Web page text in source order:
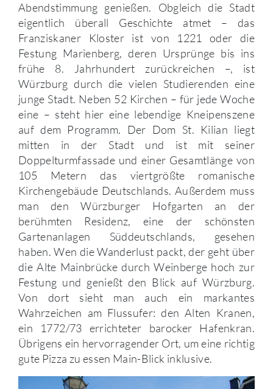
Abendstimmung genießen. Obgleich die Stadt
eigentlich überall Geschichte atmet – das
Franziskaner Kloster ist von 1221 oder die
Festung Marienberg, deren Ursprünge bis ins
frühe 8. Jahrhundert zurückreichen –, ist
Würzburg durch die vielen Studierenden eine
junge Stadt. Neben 52 Kirchen – für jede Woche
eine – steht hier eine lebendige Kneipenszene
auf dem Programm. Der Dom St. Kilian liegt
mitten in der Stadt und ist mit seiner
Doppelturmfassade und einer Gesamtlänge von
105 Metern das viertgrößte romanische
Kirchengebäude Deutschlands. Außerdem muss
man den Würzburger Hofgarten an der
berühmten Residenz, eine der schönsten
Gartenanlagen Süddeutschlands, gesehen
haben. Wen die Wanderlust packt, der geht über
die Alte Mainbrücke durch Weinberge hoch zur
Festung und genießt den Blick auf Würzburg.
Von dort sieht man auch ein markantes
Wahrzeichen am Flussufer: den Alten Kranen,
ein 1772/73 errichteter barocker Hafenkran.
Übrigens ein hervorragender Ort, um eine richtig
gute Pizza zu essen Main-Blick inklusive.